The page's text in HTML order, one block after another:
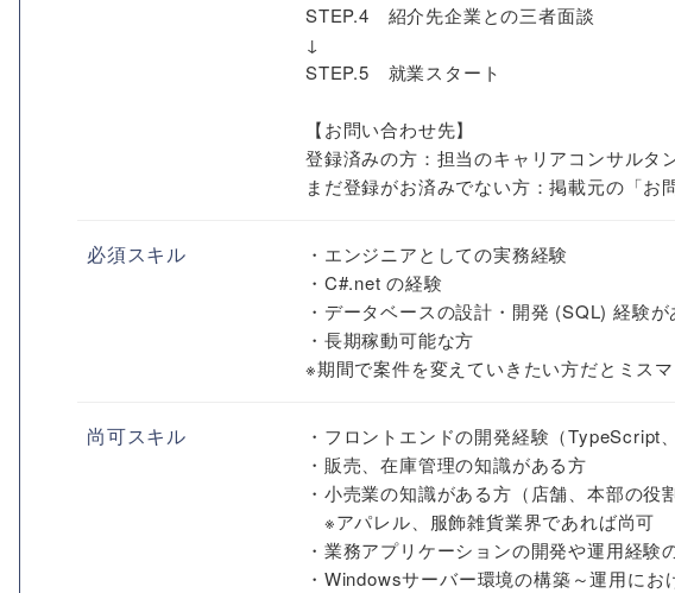
STEP.4 紹介先企業との三者面談
↓
STEP.5 就業スタート
【お問い合わせ先】
登録済みの方：担当のキャリアコンサルタ
まだ登録がお済みでない方：掲載元の「お
必須スキル
・エンジニアとしての実務経験
・C#.net の経験
・データベースの設計・開発 (SQL) 経験が
・長期稼動可能な方
※期間で案件を変えていきたい方だとミスマ
尚可スキル
・フロントエンドの開発経験（TypeScript
・販売、在庫管理の知識がある方
・小売業の知識がある方（店舗、本部の役
※アパレル、服飾雑貨業界であれば尚可
・業務アプリケーションの開発や運用経験
・Windowsサーバー環境の構築～運用に